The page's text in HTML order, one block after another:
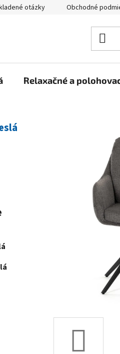
otázky Obchodné
Relaxačné a